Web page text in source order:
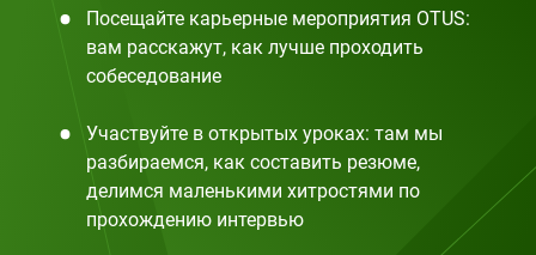
Посещайте карьерные мероприятия OTUS:
вам расскажут, как лучше проходить
собеседование
Участвуйте в открытых уроках: там мы
разбираемся, как составить резюме,
делимся маленькими хитростями по
прохождению интервью